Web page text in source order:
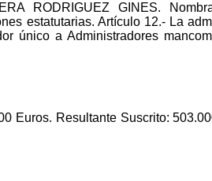
RODRIGUEZ GINES.
estatutarias. Artículo 12.- La
único a Administradores
Euros. Resultante Suscrito: